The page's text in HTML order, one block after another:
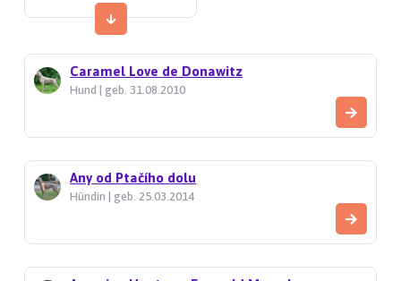
Caramel Love de Donawitz
Hund | geb. 31.08.2010
Any od Ptačího dolu
Hündin | geb. 25.03.2014